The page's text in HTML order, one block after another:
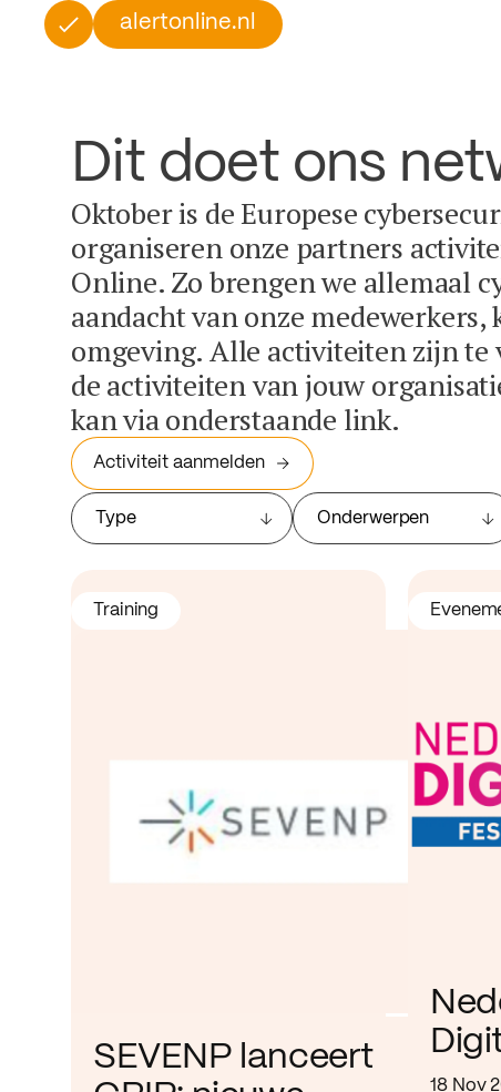
alertonline.nl
Dit doet ons
Oktober is de Europese
organiseren onze partners
Online. Zo brengen we allemaal
aandacht van onze
omgeving. Alle activiteiten zijn te
de activiteiten van jouw
kan via onderstaande link.
Activiteit aanmelden
Type Onderwerpen
SEVENP lanceert
Training
18 Nov